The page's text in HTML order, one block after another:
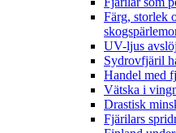
Färg, storlek
UV-ljus
Sydrovfjäril
Handel med
Vätska i
Drastisk
Fjärilars